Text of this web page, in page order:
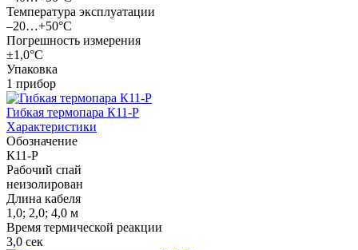
Температура эксплуатации
–20…+50°С
Погрешность измерения
±1,0°С
Упаковка
1 прибор
Гибкая термопара К11-Р
Характеристики
Обозначение
К11-Р
Рабочий спай
неизолирован
Длина кабеля
1,0; 2,0; 4,0 м
Время термической реакции
3,0 сек